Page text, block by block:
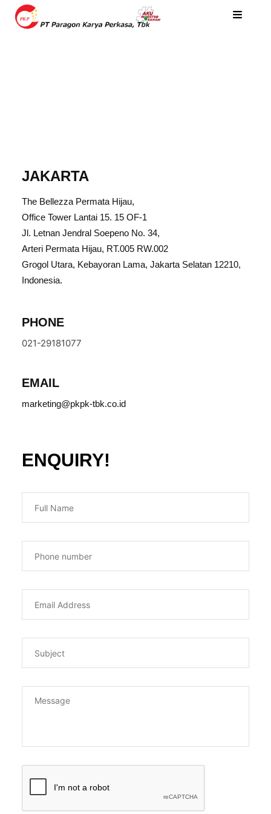
JAKARTA
The Bellezza Permata Hijau,
Office Tower Lantai 15. 15 OF-1
Jl. Letnan Jendral Soepeno No. 34,
Arteri Permata Hijau, RT.005 RW.002
Grogol Utara, Kebayoran Lama, Jakarta Selatan 12210,
Indonesia.
PHONE
021-29181077
EMAIL
marketing@pkpk-tbk.co.id
ENQUIRY!